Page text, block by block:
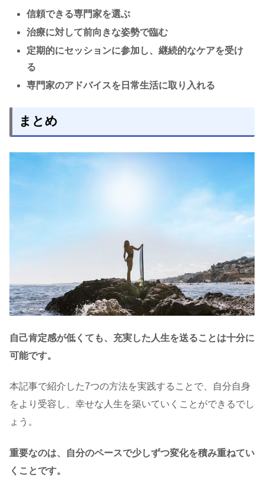
信頼できる専門家を選ぶ
治療に対して前向きな姿勢で臨む
定期的にセッションに参加し、継続的なケアを受け
る
専門家のアドバイスを日常生活に取り入れる
まとめ
自己肯定感が低くても、充実した人生を送ることは十分に
可能です。
本記事で紹介した7つの方法を実践することで、自分自身
をより受容し、幸せな人生を築いていくことができるでし
ょう。
重要なのは、自分のペースで少しずつ変化を積み重ねてい
くことです。